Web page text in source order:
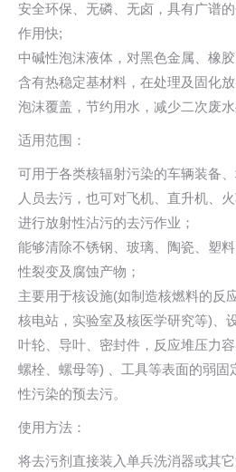
安全环保、无磷、无卤，具有广谱
作用快;
中碱性泡沫液体，对黑色金属、橡
含有热稳定基材料，在处理及固化
泡沫覆盖，节约用水，减少二次废水
适用范围：
可用于各类核辐射污染的车辆装备
人员去污，也可对飞机、直升机、
进行放射性沾污的去污作业；
能够清除不锈钢、玻璃、陶瓷、塑
性裂变及腐蚀产物；
主要用于核设施(如制造核燃料的反
核电站，实验室及核医学研究等)、
叶轮、导叶、密封件，反应堆压力
螺栓、螺母等) 、工具等表面的弱固
性污染的预去污。
使用方法：
将去污剂直接装入单兵洗消器或其